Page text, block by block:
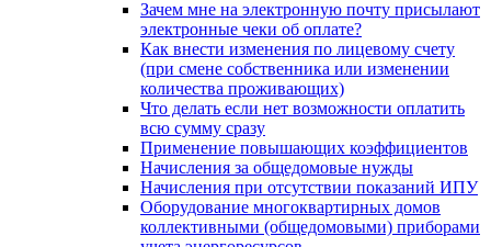
Зачем мне на электронную почту присылают
электронные чеки об оплате?
Как внести изменения по лицевому счету
(при смене собственника или изменении
количества проживающих)
Что делать если нет возможности оплатить
всю сумму сразу
Применение повышающих коэффициентов
Начисления за общедомовые нужды
Начисления при отсутствии показаний ИПУ
Оборудование многоквартирных домов
коллективными (общедомовыми) приборами